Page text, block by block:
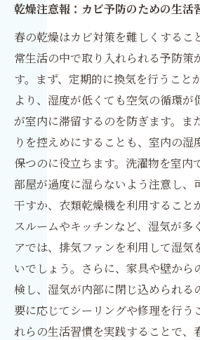
乾燥注意報：カビ予防のための生活
春の乾燥はカビ対策を難しくするこ
常生活の中で取り入れられる予防策
す。まず、定期的に換気を行うこと
より、湿度が低くても空気の循環が
が室内に滞留するのを防ぎます。ま
りを控えめにすることも、室内の湿
保つのに役立ちます。洗濯物を室内
部屋が過度に湿らないよう注意し、
干すか、衣類乾燥機を利用すること
スルームやキッチンなど、湿気が多
アでは、排気ファンを利用して湿気
いでしょう。さらに、家具や壁から
検し、湿気が内部に閉じ込められる
要に応じてシーリングや修理を行う
れらの生活習慣を実践することで、